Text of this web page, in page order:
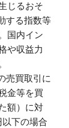
じるおそ
する指数等
国内イン
や収益力
売買取引に
金等を買
額）に対
下の場合